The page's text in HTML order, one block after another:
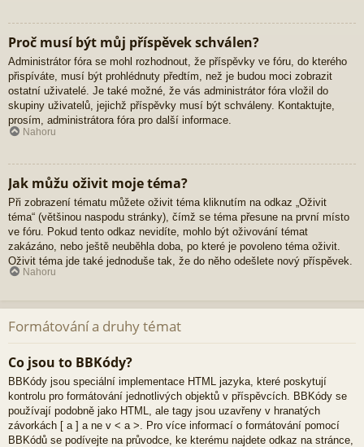
Proč musí být můj příspěvek schválen?
Administrátor fóra se mohl rozhodnout, že příspěvky ve fóru, do kterého
přispíváte, musí být prohlédnuty předtím, než je budou moci zobrazit
ostatní uživatelé. Je také možné, že vás administrátor fóra vložil do
skupiny uživatelů, jejichž příspěvky musí být schváleny. Kontaktujte,
prosím, administrátora fóra pro další informace.
Nahoru
Jak můžu oživit moje téma?
Při zobrazení tématu můžete oživit téma kliknutím na odkaz „Oživit
téma“ (většinou naspodu stránky), čímž se téma přesune na první místo
ve fóru. Pokud tento odkaz nevidíte, mohlo být oživování témat
zakázáno, nebo ještě neuběhla doba, po které je povoleno téma oživit.
Oživit téma jde také jednoduše tak, že do něho odešlete nový příspěvek.
Nahoru
Formátování a druhy témat
Co jsou to BBKódy?
BBKódy jsou speciální implementace HTML jazyka, které poskytují
kontrolu pro formátování jednotlivých objektů v příspěvcích. BBKódy se
používají podobně jako HTML, ale tagy jsou uzavřeny v hranatých
závorkách [ a ] a ne v < a >. Pro více informací o formátování pomocí
BBKódů se podívejte na průvodce, ke kterému najdete odkaz na stránce,